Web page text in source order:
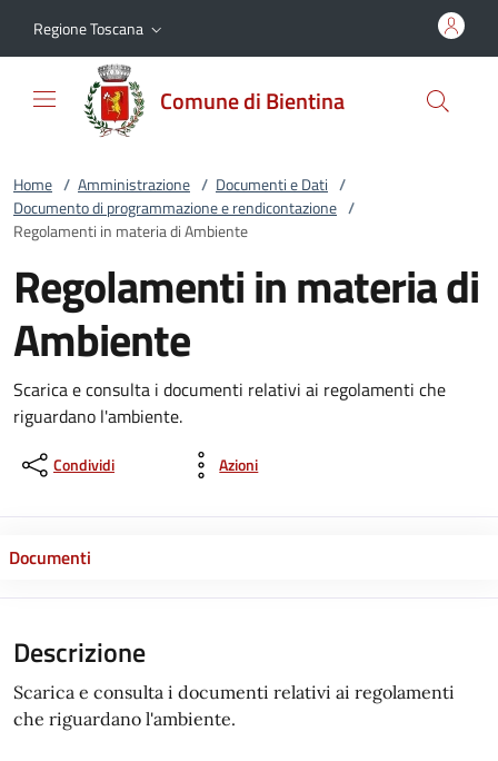
Regione Toscana
Comune di Bientina
Home / Amministrazione / Documenti e Dati /
Documento di programmazione e rendicontazione /
Regolamenti in materia di Ambiente
Regolamenti in materia di
Ambiente
Scarica e consulta i documenti relativi ai regolamenti che
riguardano l'ambiente.
Condividi Azioni
Documenti
Descrizione
Scarica e consulta i documenti relativi ai regolamenti
che riguardano l'ambiente.